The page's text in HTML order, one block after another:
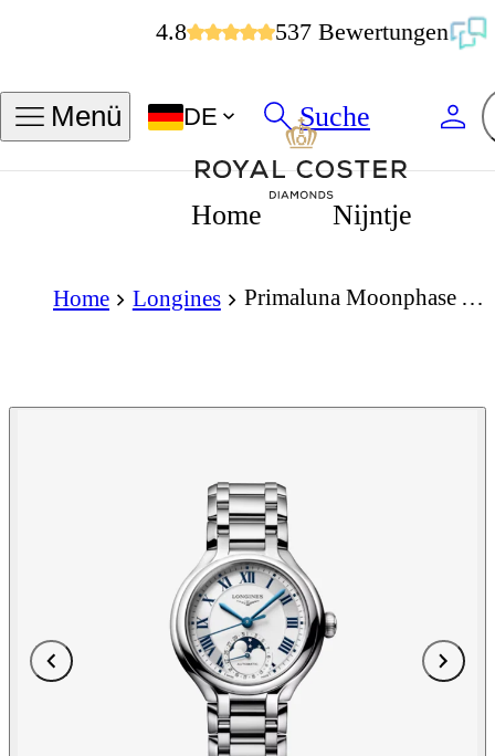
4.8 537 Bewertungen
Menü DE Suche
Home Nijntje
Home Longines